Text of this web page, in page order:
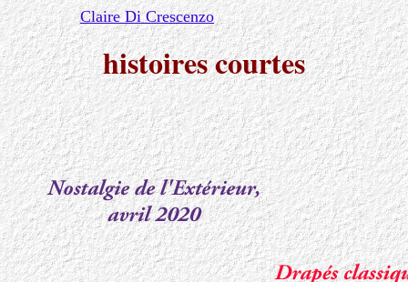
Claire Di Crescenzo
histoires courtes